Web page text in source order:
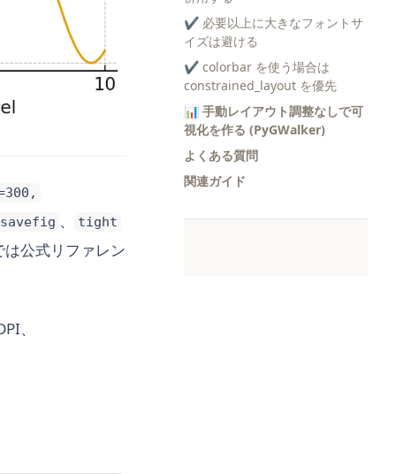
✔ 必要以上に大きなフォントサ
イズは避ける
✔ colorbar を使う場合は
constrained_layout を優先
📊 手動レイアウト調整なしで可
視化を作る (PyGWalker)
よくある質問
関連ガイド
、 tight
公式リファレン
、